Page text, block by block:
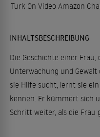
Turk On Video Amazon
INHALTSBESCHREIBUNG
Die Geschichte einer
Unterwachung und
sie Hilfe sucht, lernt sie
kennen. Er kümmert sich
Schritt weiter, als die Frau